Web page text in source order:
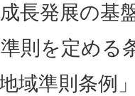
長発展の基
則を定める
域準則条例